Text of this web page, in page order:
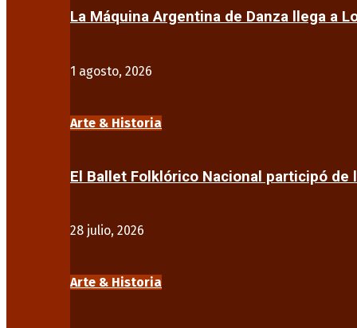
La Máquina Argentina de Danza llega a
1 agosto, 2026
Arte & Historia
El Ballet Folklórico Nacional participó de
28 julio, 2026
Arte & Historia